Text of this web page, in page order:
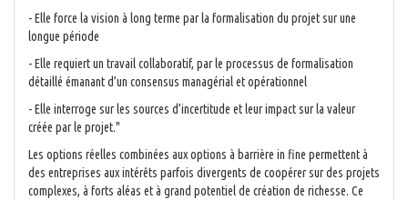
- Elle force la vision à long terme par la formalisation du projet sur une
longue période
- Elle requiert un travail collaboratif, par le processus de formalisation
détaillé émanant d’un consensus managérial et opérationnel
- Elle interroge sur les sources d’incertitude et leur impact sur la valeur
créée par le projet."
Les options réelles combinées aux options à barrière in fine permettent à
des entreprises aux intérêts parfois divergents de coopérer sur des projets
complexes, à forts aléas et à grand potentiel de création de richesse. Ce